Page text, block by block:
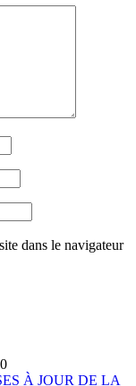
dans le navigateur
À JOUR DE LA